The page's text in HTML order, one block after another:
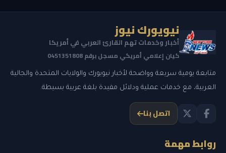
نيويورك نيوز
أخبار وخدمات تهم القارئ العربي في أمريكا
كيان إعلامي أمريكي مسجل برقم 0451351808
متابعة يومية سريعة وواضحة لأخبار نيويورك والولايات المتحدة والجالية
العربية، مع خدمات عملية ودلائل مفيدة بلغة عربية بسيطة.
اتصل بنا
روابط مهمة